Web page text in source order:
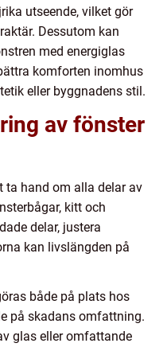
utseende, vilket gör
Dessutom kan
med energiglas
komforten inomhus
eller byggnadens stil.
av fönster
ta hand om alla delar av
kitt och
delar, justera
kan livslängden på
både på plats hos
på skadans omfattning.
glas eller omfattande